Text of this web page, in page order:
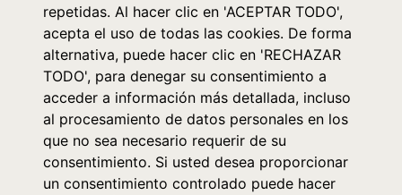
repetidas. Al hacer clic en 'ACEPTAR TODO',
acepta el uso de todas las cookies. De forma
alternativa, puede hacer clic en 'RECHAZAR
TODO', para denegar su consentimiento a
acceder a información más detallada, incluso
al procesamiento de datos personales en los
que no sea necesario requerir de su
consentimiento. Si usted desea proporcionar
un consentimiento controlado puede hacer